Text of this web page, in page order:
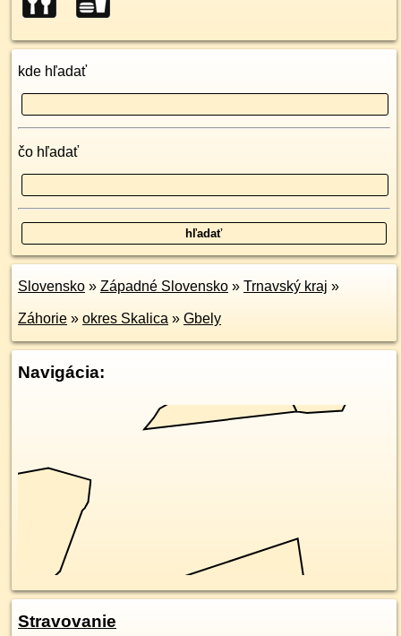
kde hľadať
čo hľadať
Slovensko » Západné Slovensko » Trnavský kraj »
Záhorie » okres Skalica » Gbely
Navigácia:
Stravovanie